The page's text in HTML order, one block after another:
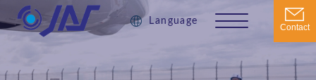
Language
Contact